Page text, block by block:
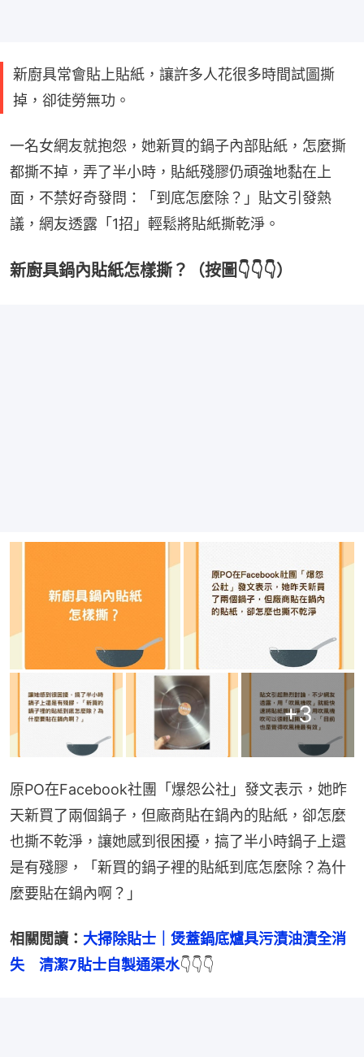
新廚具常會貼上貼紙，讓許多人花很多時間試圖撕
掉，卻徒勞無功。
一名女網友就抱怨，她新買的鍋子內部貼紙，怎麼撕
都撕不掉，弄了半小時，貼紙殘膠仍頑強地黏在上
面，不禁好奇發問：「到底怎麼除？」貼文引發熱
議，網友透露「1招」輕鬆將貼紙撕乾淨。
新廚具鍋內貼紙怎樣撕？（按圖👇👇👇）
+3
原PO在Facebook社團「爆怨公社」發文表示，她昨
天新買了兩個鍋子，但廠商貼在鍋內的貼紙，卻怎麼
也撕不乾淨，讓她感到很困擾，搞了半小時鍋子上還
是有殘膠，「新買的鍋子裡的貼紙到底怎麼除？為什
麼要貼在鍋內啊？」
相關閲讀： 大掃除貼士｜煲蓋鍋底爐具污漬油漬全消
失　清潔7貼士自製通渠水👇👇👇